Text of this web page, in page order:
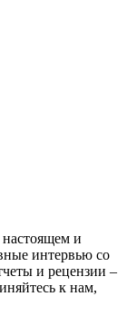
и
интервью со
и рецензии –
к нам,